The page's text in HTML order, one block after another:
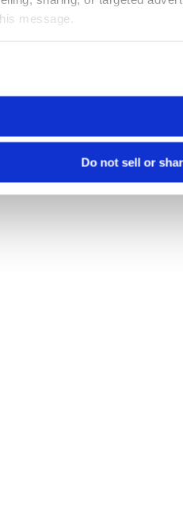
message.
Do not sell or